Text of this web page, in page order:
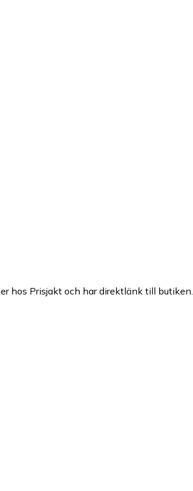
hos Prisjakt och har direktlänk till butiken.